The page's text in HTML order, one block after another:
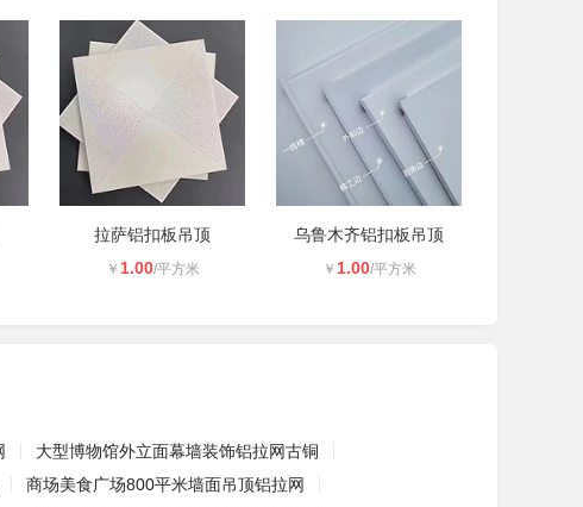
拉萨铝扣板吊顶
￥ 1.00/平方米
乌鲁木齐铝扣板吊顶
￥ 1.00/平方米
大型博物馆外立面幕墙装饰铝拉网古铜
商场美食广场800平米墙面吊顶铝拉网